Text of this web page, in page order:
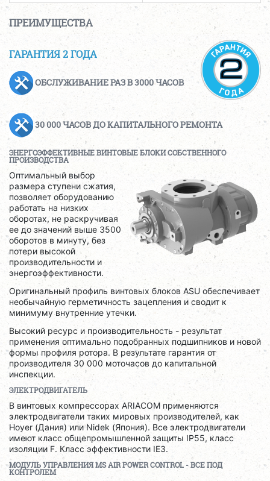
ПРЕИМУЩЕСТВА
ГАРАНТИЯ 2 ГОДА
ОБСЛУЖИВАНИЕ РАЗ В 3000 ЧАСОВ
30 000 ЧАСОВ ДО КАПИТАЛЬНОГО РЕМОНТА
ЭНЕРГОЭФФЕКТИВНЫЕ ВИНТОВЫЕ БЛОКИ СОБСТВЕННОГО
ПРОИЗВОДСТВА
Оптимальный выбор
размера ступени сжатия,
позволяет оборудованию
работать на низких
оборотах, не раскручивая
ее до значений выше 3500
оборотов в минуту, без
потери высокой
производительности и
энергоэффективности.
Оригинальный профиль винтовых блоков ASU обеспечивает
необычайную герметичность зацепления и сводит к
минимуму внутренние утечки.
Высокий ресурс и производительность - результат
применения оптимально подобранных подшипников и новой
формы профиля ротора. В результате гарантия от
производителя 30 000 моточасов до капитальной
инспекции.
ЭЛЕКТРОДВИГАТЕЛЬ
В винтовых компрессорах ARIACOM применяются
электродвигатели таких мировых производителей, как
Hoyer (Дания) или Nidek (Япония). Все электродвигатели
имеют класс общепромышленной защиты IP55, класс
изоляции F. Класс эффективности IE3.
МОДУЛЬ УПРАВЛЕНИЯMSAIRPOWERCONTROL - ВСЕ ПОД
КОНТРОЛЕМ